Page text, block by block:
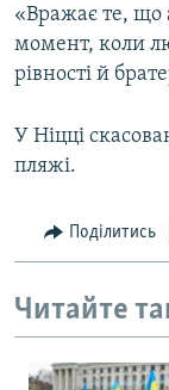
«Вражає те, що
момент, коли
рівності й
У Ніцці
пляжі.
Поділитись
Читайте